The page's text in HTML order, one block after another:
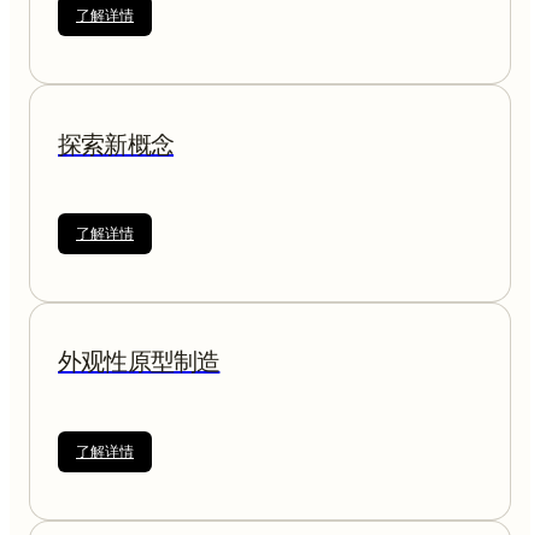
了解详情
探索新概念
了解详情
外观性原型制造
了解详情